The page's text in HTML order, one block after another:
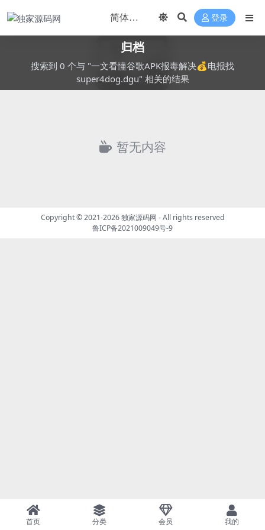
登录
归档
搜索到 0 个与 "一文看懂谷歌APK报毒解决💰电报找
super4dog.dgu" 相关的结果
暂无内容
Copyright © 2021-2026独家源码网 - All rights reserved
鲁ICP备2021009049号-9
首页 分类 会员 我的